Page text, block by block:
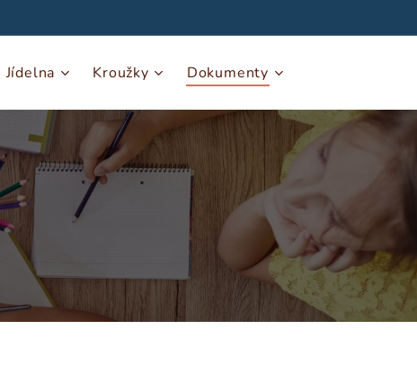
Jídelna Kroužky Dokumenty